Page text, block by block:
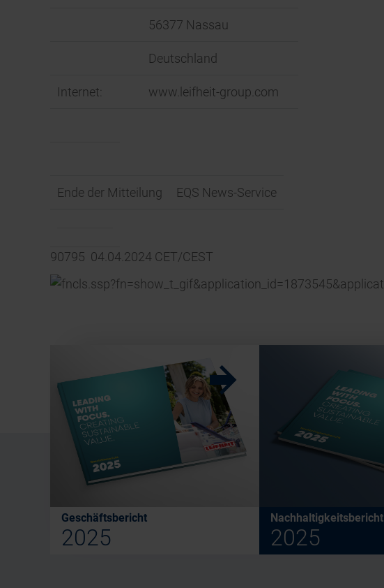
56377 Nassau
Deutschland
Internet: www.leifheit-group.com
Ende der Mitteilung EQS News-Service
90795 04.04.2024 CET/CEST
Geschäftsbericht
2025
w
Nachhaltigkeitsbericht
2025